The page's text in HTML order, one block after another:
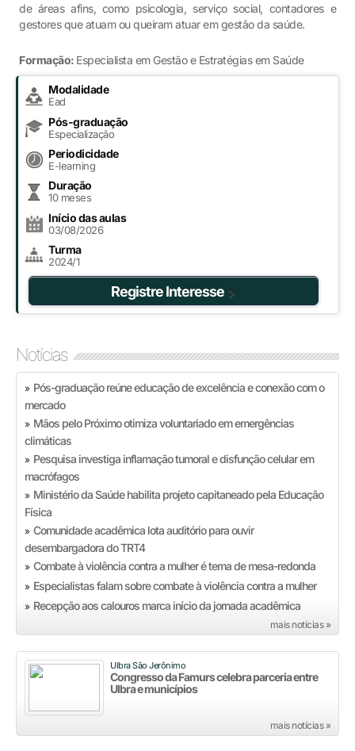
de áreas afins, como psicologia, serviço social, contadores e
gestores que atuam ou queiram atuar em gestão da saúde.
Formação: Especialista em Gestão e Estratégias em Saúde
Modalidade
Ead
Pós-graduação
Especialização
Periodicidade
E-learning
Duração
10 meses
Início das aulas
03/08/2026
Turma
2024/1
Registre Interesse
Notícias
» Pós-graduação reúne educação de excelência e conexão com o
mercado
» Mãos pelo Próximo otimiza voluntariado em emergências
climáticas
» Pesquisa investiga inflamação tumoral e disfunção celular em
macrófagos
» Ministério da Saúde habilita projeto capitaneado pela Educação
Física
» Comunidade acadêmica lota auditório para ouvir
desembargadora do TRT4
» Combate à violência contra a mulher é tema de mesa-redonda
» Especialistas falam sobre combate à violência contra a mulher
» Recepção aos calouros marca início da jornada acadêmica
mais notícias »
Ulbra São Jerônimo
Congresso da Famurs celebra parceria entre
Ulbra e municípios
mais notícias »